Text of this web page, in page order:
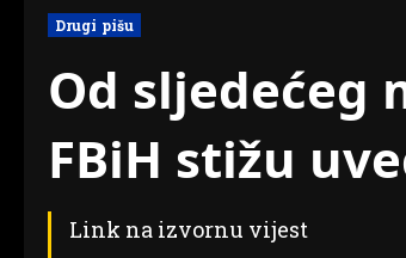
Drugi pišu
Od sljedećeg
FBiH stižu
Link na izvornu vijest